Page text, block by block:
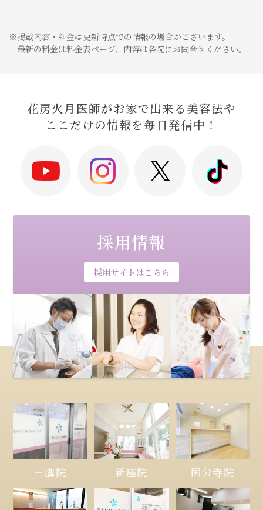
※掲載内容・料金は更新時点での情報の場合がございます。
最新の料金は料金表ページ、内容は各院にお問合せください。
花房火月医師がお家で出来る美容法や
ここだけの情報を毎日発信中！
採用情報
採用サイトはこちら
三鷹院 新座院 国分寺院